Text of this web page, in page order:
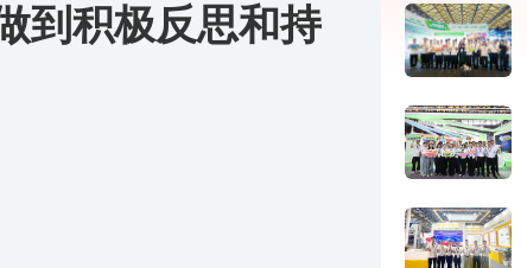
到积极反思和持